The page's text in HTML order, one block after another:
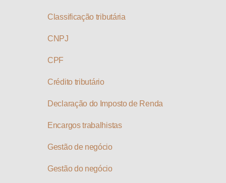
Classificação tributária
CNPJ
CPF
Crédito tributário
Declaração do Imposto de Renda
Encargos trabalhistas
Gestão de negócio
Gestão do negócio